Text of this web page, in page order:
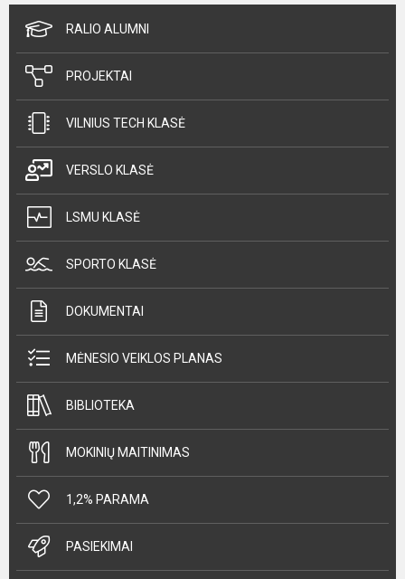
RALIO ALUMNI
PROJEKTAI
VILNIUS TECH KLASĖ
VERSLO KLASĖ
LSMU KLASĖ
SPORTO KLASĖ
DOKUMENTAI
MĖNESIO VEIKLOS PLANAS
BIBLIOTEKA
MOKINIŲ MAITINIMAS
1,2% PARAMA
PASIEKIMAI